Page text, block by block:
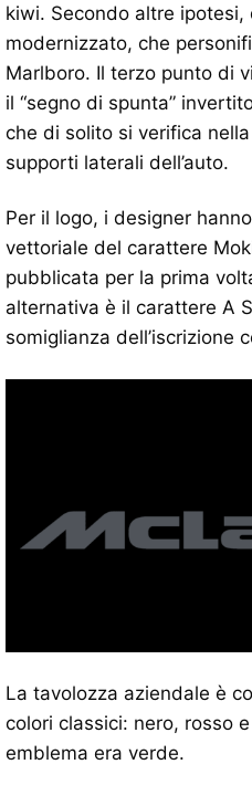
kiwi. Secondo altre ipotesi,
modernizzato, che
Marlboro. Il terzo punto di
il “segno di spunta”
che di solito si verifica
supporti laterali dell’auto.
Per il logo, i designer
vettoriale del carattere
pubblicata per la prima
alternativa è il carattere A
somiglianza dell’iscrizione
La tavolozza aziendale è
colori classici: nero, rosso
emblema era verde.